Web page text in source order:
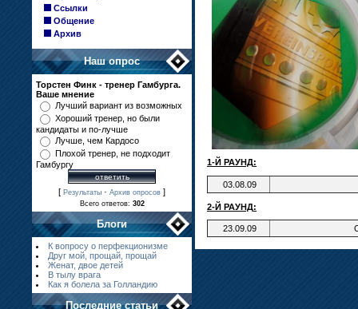
Ссылки
Общение
Архив
Наш опрос
Торстен Финк - тренер Гамбурга.
Ваше мнение
Лучший вариант из возможных
Хороший тренер, но были
кандидаты и по-лучше
Лучше, чем Кардосо
Плохой тренер, не подходит
Гамбургу
[ Результаты · Архив опросов ]
Всего ответов: 302
Блоги
К вопросу о перфекционизме
Друг мой, прощай, прощай
Женат, двое детей
В тылу врага
Как я болела за Голландию
Последние статьи
1-Й РАУНД:
03 08 09
2-Й РАУНД:
23 09 09